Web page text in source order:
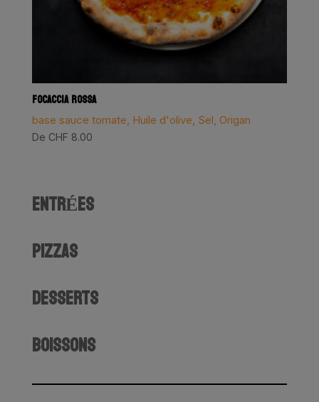
FOCACCIA ROSSA
base sauce tomate, Huile d'olive, Sel, Origan
De CHF 8.00
ENTRÉES
PIZZAS
DESSERTS
BOISSONS